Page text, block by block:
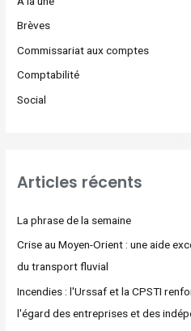
Brèves
Commissariat aux comptes
Comptabilité
Social
Articles récents
La phrase de la semaine
Crise au Moyen-Orient : une aide
du transport fluvial
Incendies : l'Urssaf et la CPSTI
l'égard des entreprises et des